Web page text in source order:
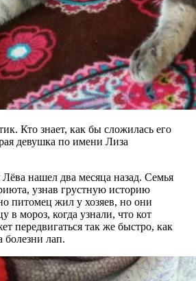
Кто знает, как бы сложилась его
девушка по имени Лиза
нашел два месяца назад. Семья
узнав грустную историю
питомец жил у хозяев, но они
в мороз, когда узнали, что кот
передвигаться так же быстро, как
болезни лап.